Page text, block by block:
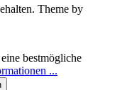
Theme by
bestmögliche
...